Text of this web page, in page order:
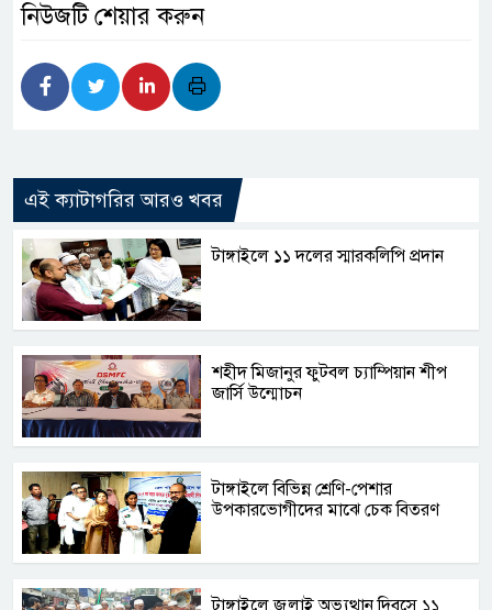
নিউজটি শেয়ার করুন
এই ক্যাটাগরির আরও খবর
টাঙ্গাইলে ১১ দলের স্মারকলিপি প্রদান
শহীদ মিজানুর ফুটবল চ্যাম্পিয়ান শীপ
জার্সি উন্মোচন
টাঙ্গাইলে বিভিন্ন শ্রেণি-পেশার
উপকারভোগীদের মাঝে চেক বিতরণ